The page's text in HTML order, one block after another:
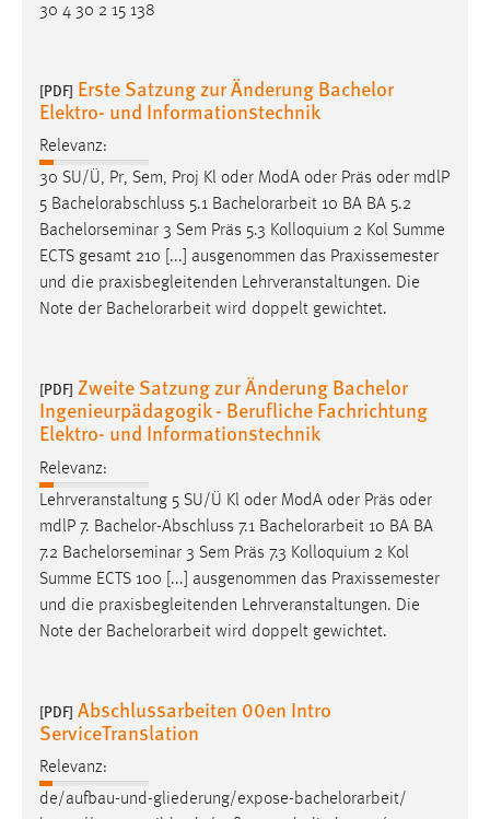
30 4 30 2 15 138
[PDF] Erste Satzung zur Änderung Bachelor
Elektro- und Informationstechnik
Relevanz:
30 SU/Ü, Pr, Sem, Proj Kl oder ModA oder Präs oder mdlP
5 Bachelorabschluss 5.1 Bachelorarbeit 10 BA BA 5.2
Bachelorseminar 3 Sem Präs 5.3 Kolloquium 2 Kol Summe
ECTS gesamt 210 [...] ausgenommen das Praxissemester
und die praxisbegleitenden Lehrveranstaltungen. Die
Note der Bachelorarbeit wird doppelt gewichtet.
[PDF] Zweite Satzung zur Änderung Bachelor
Ingenieurpädagogik - Berufliche Fachrichtung
Elektro- und Informationstechnik
Relevanz:
Lehrveranstaltung 5 SU/Ü Kl oder ModA oder Präs oder
mdlP 7. Bachelor-Abschluss 7.1 Bachelorarbeit 10 BA BA
7.2 Bachelorseminar 3 Sem Präs 7.3 Kolloquium 2 Kol
Summe ECTS 100 [...] ausgenommen das Praxissemester
und die praxisbegleitenden Lehrveranstaltungen. Die
Note der Bachelorarbeit wird doppelt gewichtet.
[PDF] Abschlussarbeiten 00en Intro
ServiceTranslation
Relevanz:
de/aufbau-und-gliederung/expose-bachelorarbeit/